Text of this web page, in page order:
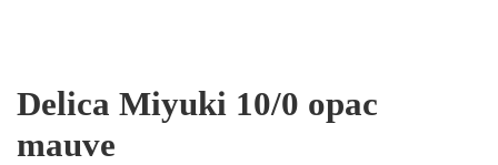
Delica Miyuki 10/0 opac
mauve